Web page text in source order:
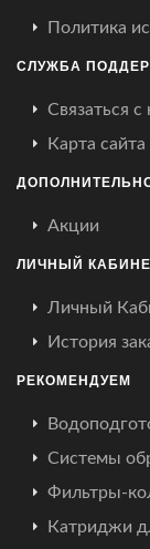
Политика
СЛУЖБА
Связаться с
Карта сайта
Акции
ЛИЧНЫЙ
Личный
История
РЕКОМЕНДУЕМ
Системы
Фильтры-
Катриджи